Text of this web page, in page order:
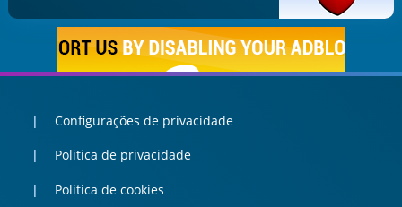
Configurações de privacidade
Politica de privacidade
Politica de cookies